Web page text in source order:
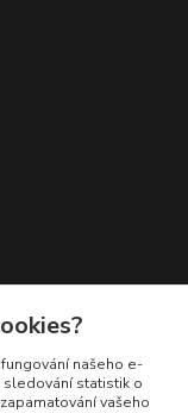
našeho e-
sledování statistik o
vašeho